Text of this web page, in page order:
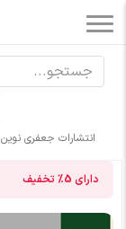
انتشارات جعفری نوین
دارای 5% تخفیف